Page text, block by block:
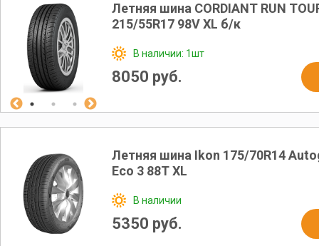
Летняя шина CORDIANT RUN
215/55R17 98V XL б/к
В наличии: 1шт
8050 руб.
Летняя шина Ikon 175/70R14
Eco 3 88T XL
В наличии
5350 руб.